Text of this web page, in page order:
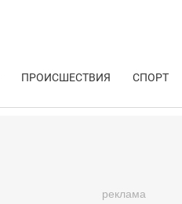
ПРОИСШЕСТВИЯ СПОРТ